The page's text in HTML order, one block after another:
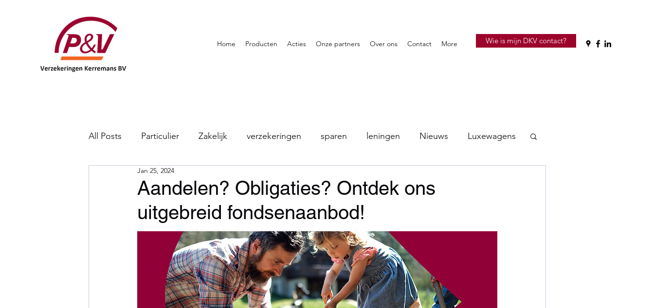
Home Producten Acties Onze partners Over ons Contact More Wie is mijn DKV contact?
All Posts Particulier Zakelijk verzekeringen sparen leningen Nieuws Luxewagens
Aandelen? Obligaties? Ontdek ons
uitgebreid fondsenaanbod!
Jan 25, 2024